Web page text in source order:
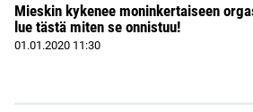
Mieskin kykenee moninkertaiseen
lue tästä miten se onnistuu!
01.01.2020 11:30